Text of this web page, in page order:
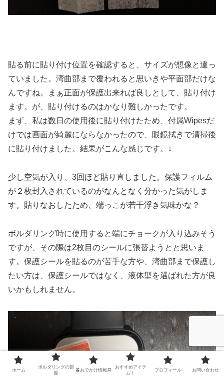
貼る前に貼り付け位置を確認すると、サイズが想像と違っ
ていました。湾曲部まで覆われると思いきや平面部だけな
んですね。まぁ正面が保護出来れば良しとして、貼り付け
ます。が、貼り付けるのはかなり難しかったです。
まず、私は数日の使用後に貼り付けたため、付属Wipesだ
けでは画面が綺麗にならなかったので、眼鏡拭きで清掃後
に貼り付けました。結果がこんな感じです。↓
少し空気が入り、3回ほど貼り直しました。保護フィルム
が２枚封入されているのがなんとなく分かった気がしま
す。貼りなおしたため、端っこが若干浮き気味かな？
ボルダリング時に使用すると端にチョークが入り込みそう
ですが、その際は2枚目のシールに張替ようとと思いま
す。保護シールを貼るのが苦手な方や、湾曲部まで保護し
たい方は、保護シールではなく、液体型を選ばれた方が良
いかもしれません。
ホーム
ボルダリングの部
屋
🚈おでかけ情報局
おすすめアイテ
ム！
プロフィール お問い合わせ